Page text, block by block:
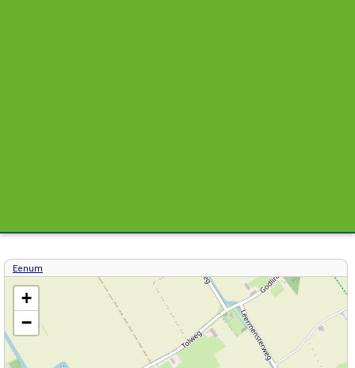
Eenum
Kaart / Plattegrond Eenum centrum
+
−